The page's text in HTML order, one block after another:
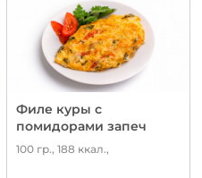
Филе куры с
помидорами запеч
100 гр., 188 ккал.,